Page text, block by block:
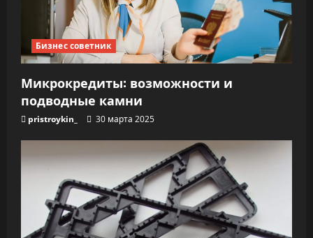
Бизнес советник
Микрокредиты: возможности и
подводные камни
pristroykin_ 30 марта 2025